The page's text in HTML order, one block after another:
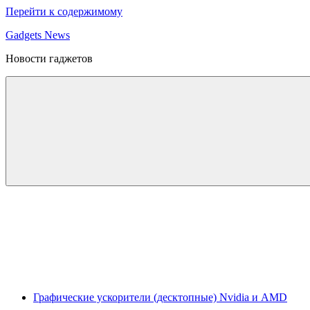
Перейти к содержимому
Gadgets News
Новости гаджетов
Графические ускорители (десктопные) Nvidia и AMD